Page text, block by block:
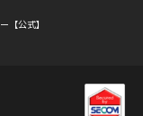
【公式】